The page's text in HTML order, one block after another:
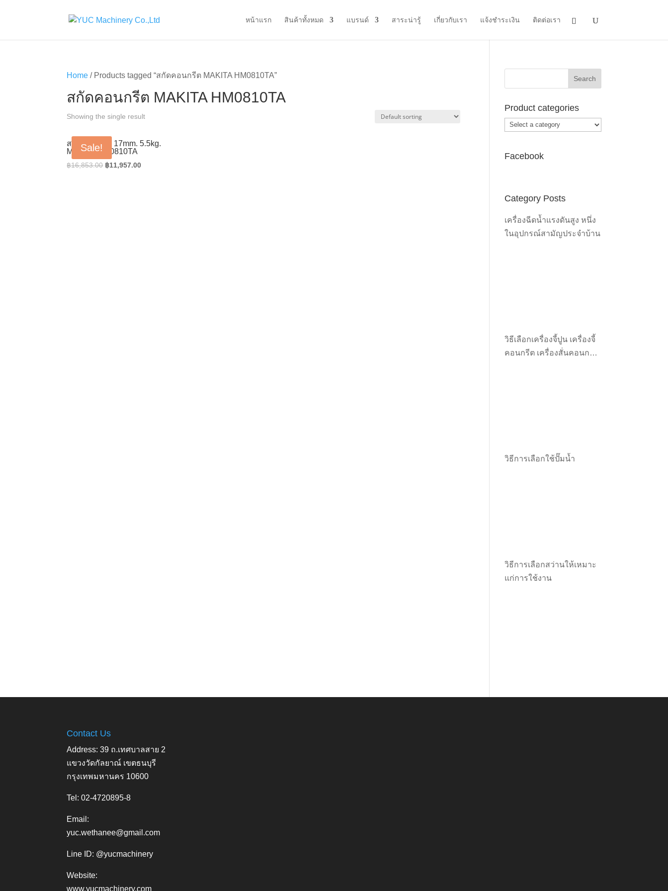
หน้าแรก สินค้าทั้งหมด แบรนด์ สาระน่ารู้ เกี่ยวกับเรา แจ้งชำระเงิน ติดต่อเรา
Home / Products tagged “สกัดคอนกรีต MAKITA HM0810TA”
สกัดคอนกรีต MAKITA HM0810TA
Showing the single result
Sale!
สกัดคอนกรีต 17mm. 5.5kg.
MAKITA HM0810TA
฿16,853.00 Original
฿11,957.00Current
Product categories
Facebook
Category Posts
เครื่องฉีดน้ำแรงดันสูง หนึ่ง
ในอุปกรณ์สามัญประจำบ้าน
วิธีเลือกเครื่องจี้ปูน เครื่องจี้
คอนกรีต เครื่องสั่นคอนกรีต
วิธีการเลือกใช้ปั๊มน้ำ
วิธีการเลือกสว่านให้เหมาะ
แก่การใช้งาน
Contact Us
Address: 39 ถ.เทศบาลสาย 2
แขวงวัดกัลยาณ์ เขตธนบุรี
กรุงเทพมหานคร 10600
Tel: 02-4720895-8
Email:
yuc.wethanee@gmail.com
Line ID: @yucmachinery
Website:
www.yucmachinery.com